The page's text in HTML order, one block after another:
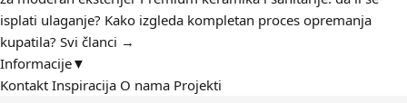
isplati ulaganje? Kako izgleda kompletan proces opremanja
kupatila? Svi članci →
Informacije▼
Kontakt Inspiracija O nama Projekti